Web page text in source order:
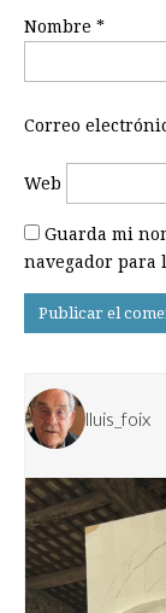
Nombre *
Correo
Web
Guarda mi
navegador para
lluis_foix